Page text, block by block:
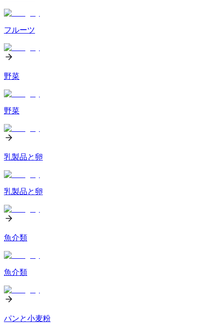
フルーツ
野菜
野菜
乳製品と卵
乳製品と卵
魚介類
魚介類
パンと小麦粉